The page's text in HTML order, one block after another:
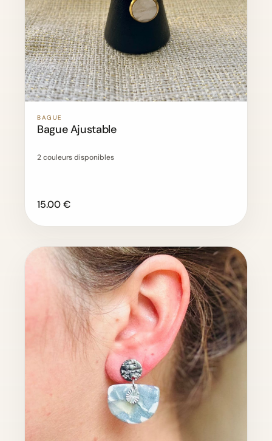
BAGUE
Bague Ajustable
2 couleurs disponibles
15.00 €